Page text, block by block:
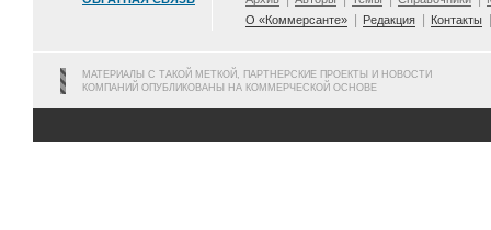
О «Коммерсанте»
Редакция Контакты
МАТЕРИАЛЫ С ТАКОЙ МЕТКОЙ, ПАРТНЕРСКИЕ ПРОЕКТЫ И НОВОСТИ
КОМПАНИЙ ОПУБЛИКОВАНЫ НА КОММЕРЧЕСКОЙ ОСНОВЕ